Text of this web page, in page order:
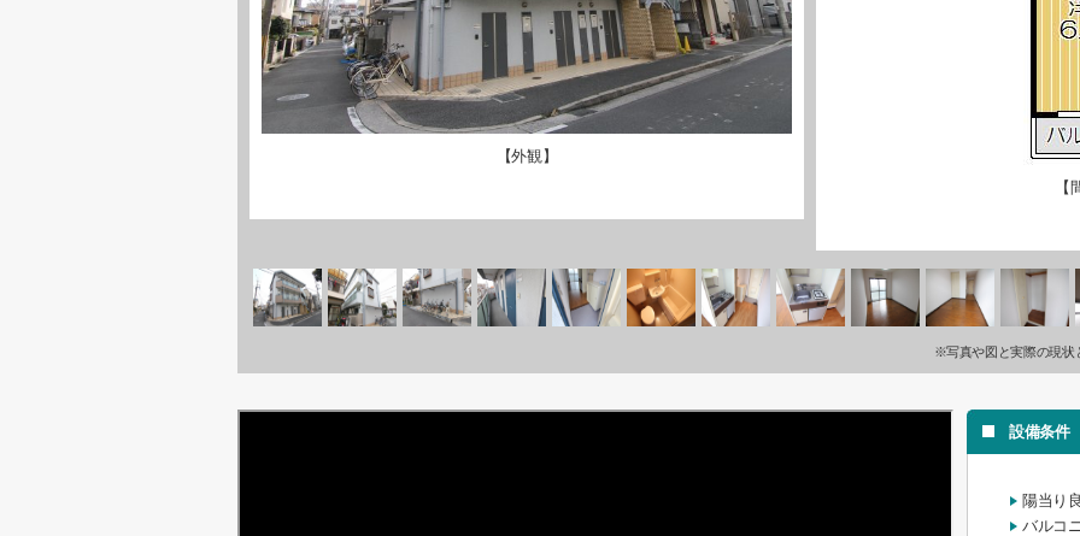
【外観】
※写真や図と実際の現状
設備条件
陽当り
バルコ